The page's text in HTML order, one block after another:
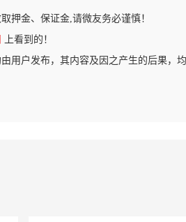
押金、保证金,请微友务必谨慎！
上看到的！
用户发布，其内容及因之产生的后果，